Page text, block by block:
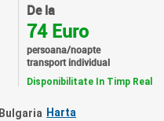
De la
74 Euro
persoana/noapte
transport individual
Disponibilitate In Timp Real
Bulgaria Harta